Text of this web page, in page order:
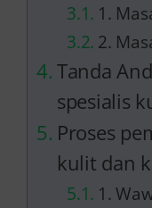
1.
2.
Tanda
spesialis
Proses
kulit dan
1.